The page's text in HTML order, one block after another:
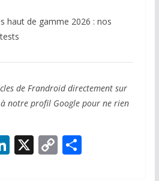
haut de gamme 2026 : nos
de Frandroid directement sur
à notre profil Google pour ne rien
Li X C P